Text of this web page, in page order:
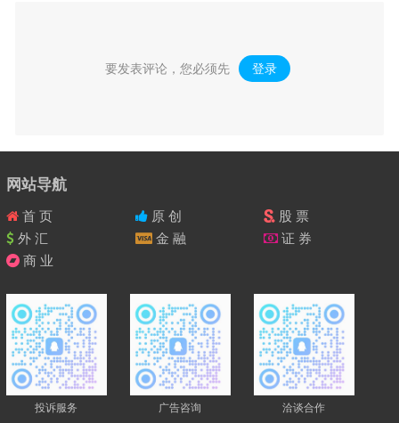
要发表评论，您必须先 登录 。
网站导航
首 页 原 创
股 票
外 汇
金 融
证 券
商 业
投诉服务 广告咨询 洽谈合作